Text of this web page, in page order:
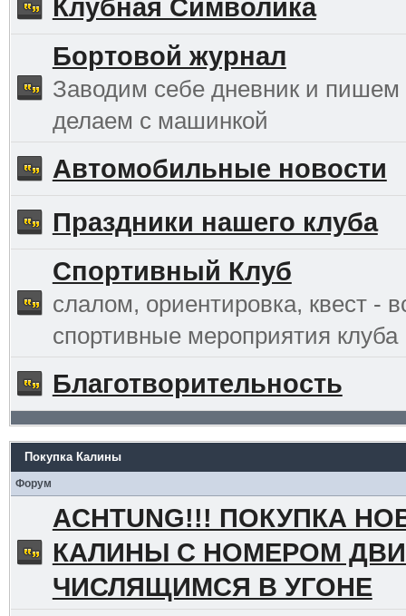
Клубная Символика
Бортовой журнал
Заводим себе дневник и пишем
делаем с машинкой
Автомобильные новости
Праздники нашего клуба
Спортивный Клуб
слалом, ориентировка, квест -
спортивные мероприятия клуба
Благотворительность
Покупка Калины
Форум
ACHTUNG!!! ПОКУПКА
КАЛИНЫ С НОМЕРОМ
ЧИСЛЯЩИМСЯ В УГОНЕ